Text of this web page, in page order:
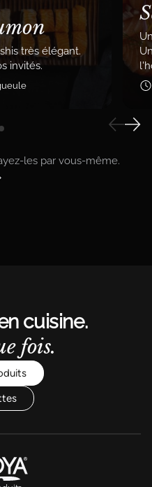
très élégant.
invités.
les par vous-même.
cuisine.
fois.